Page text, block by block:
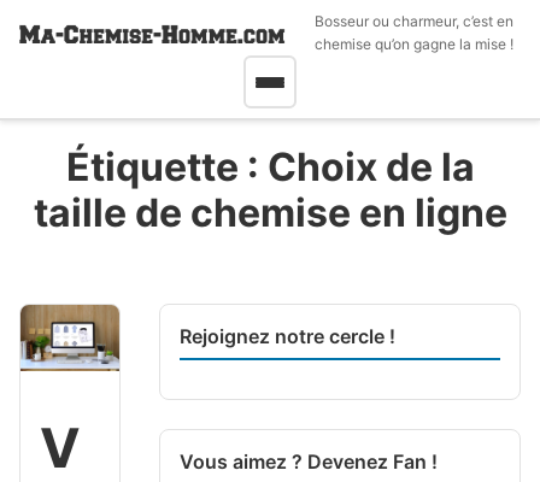
Bosseur ou charmeur, c’est en
chemise qu’on gagne la mise !
Étiquette : Choix de la
taille de chemise en ligne
V
Rejoignez notre cercle !
Vous aimez ? Devenez Fan !